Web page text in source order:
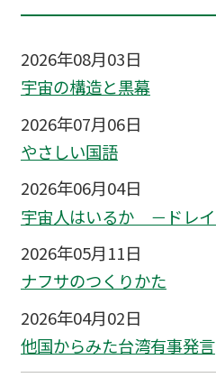
2026年08月03日
宇宙の構造と黒幕
2026年07月06日
やさしい国語
2026年06月04日
宇宙人はいるか －ドレ
2026年05月11日
ナフサのつくりかた
2026年04月02日
他国からみた台湾有事発言